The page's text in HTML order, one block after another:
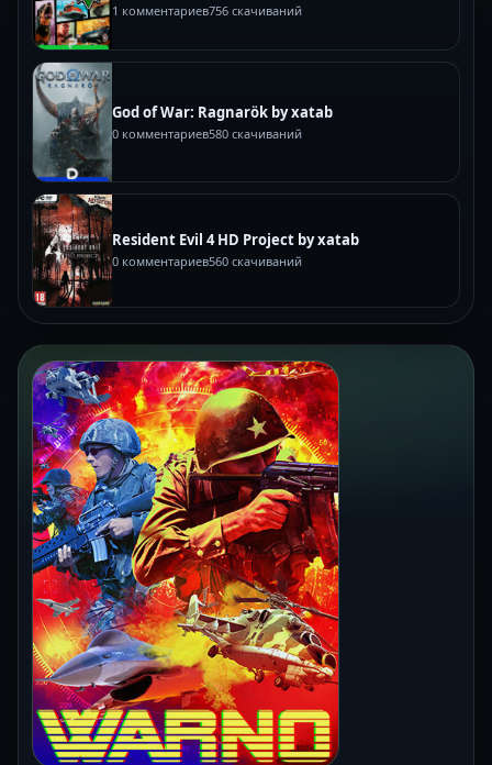
1 комментариев756 скачиваний
God of War: Ragnarök by xatab
0 комментариев580 скачиваний
Resident Evil 4 HD Project by xatab
0 комментариев560 скачиваний